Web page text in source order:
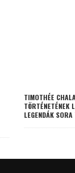
TIMOTHÉE
TÖRTÉNETÉNEK
LEGENDÁK